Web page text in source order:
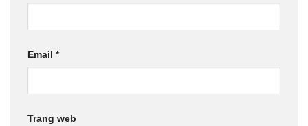
Email *
Trang web